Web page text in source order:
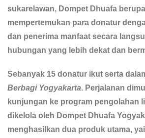
sukarelawan, Dompet Dhuafa
mempertemukan para donatur
dan penerima manfaat secara
hubungan yang lebih dekat dan
Sebanyak 15 donatur ikut serta
Berbagi Yogyakarta. Perjalanan
kunjungan ke program pengolahan
dikelola oleh Dompet Dhuafa
menghasilkan dua produk utama,